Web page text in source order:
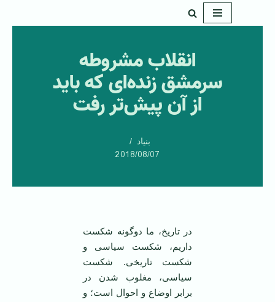
انقلاب مشروطه
سرمشق زنده‌ای که باید
از آن پیش‌تر رفت
بنیاد
2018/08/07
در تاریخ، ما دوگونه شکست
داریم، شکست سیاسی و
شکست تاریخی. شکست
سیاسی، مغلوب شدن در
برابر اوضاع و احوال است؛ و